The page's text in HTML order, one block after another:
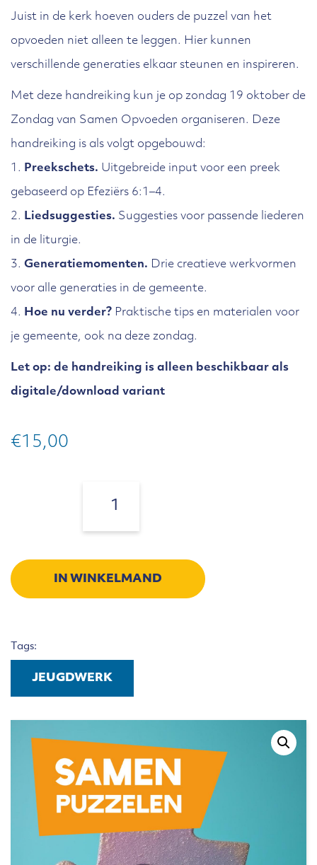
Juist in de kerk hoeven ouders de puzzel van het
opvoeden niet alleen te leggen. Hier kunnen
verschillende generaties elkaar steunen en inspireren.
Met deze handreiking kun je op zondag 19 oktober de
Zondag van Samen Opvoeden organiseren. Deze
handreiking is als volgt opgebouwd:
1. Preekschets. Uitgebreide input voor een preek
gebaseerd op Efeziërs 6:1–4.
2. Liedsuggesties. Suggesties voor passende liederen
in de liturgie.
3. Generatiemomenten. Drie creatieve werkvormen
voor alle generaties in de gemeente.
4. Hoe nu verder? Praktische tips en materialen voor
je gemeente, ook na deze zondag.
Let op: de handreiking is alleen beschikbaar als
digitale/download variant
€15,00
van
2025
aantal
IN WINKELMAND
Tags:
JEUGDWERK